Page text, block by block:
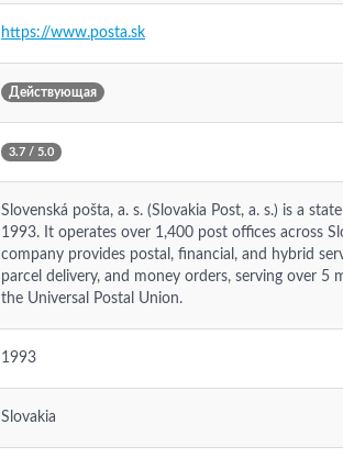
https://www.posta.sk
Действующая
3.7 / 5.0
Slovenská pošta, a. s. (Slovakia Post, a. s.) is a
1993. It operates over 1,400 post offices across
company provides postal, financial, and hybrid
parcel delivery, and money orders, serving over
the Universal Postal Union.
1993
Slovakia